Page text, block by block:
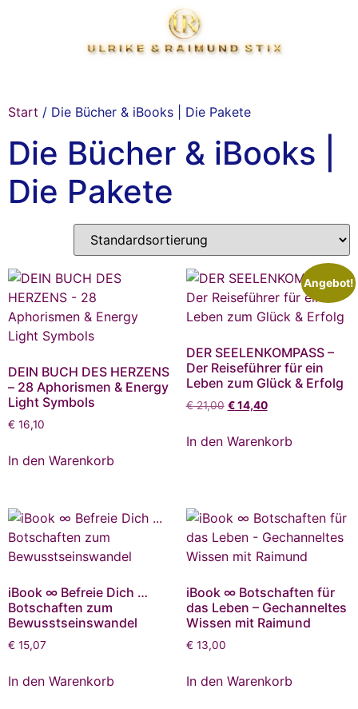
Start / Die Bücher & iBooks | Die Pakete
Die Bücher & iBooks |
Die Pakete
DEIN BUCH DES HERZENS
– 28 Aphorismen & Energy
Light Symbols
€ 16,10
In den Warenkorb
Angebot!
DER SEELENKOMPASS –
Der Reiseführer für ein
Leben zum Glück & Erfolg
€21,00 €14,40
In den Warenkorb
iBook ∞ Befreie Dich …
Botschaften zum
Bewusstseinswandel
€ 15,07
In den Warenkorb
iBook ∞ Botschaften für
das Leben – Gechanneltes
Wissen mit Raimund
€ 13,00
In den Warenkorb